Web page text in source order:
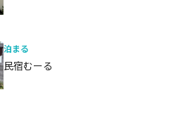
泊まる
民宿むーる